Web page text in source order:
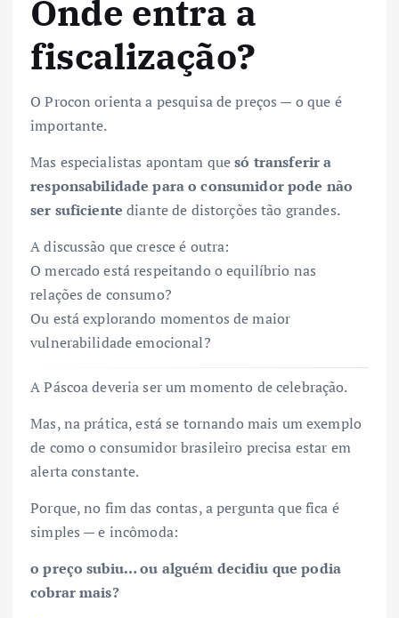
Onde entra a
fiscalização?
O Procon orienta a pesquisa de preços — o que é
importante.
Mas especialistas apontam quesó transferir a
responsabilidade para o consumidor pode não
ser suficiente diante de distorções tão grandes.
A discussão que cresce é outra:
O mercado está respeitando o equilíbrio nas
relações de consumo?
Ou está explorando momentos de maior
vulnerabilidade emocional?
A Páscoa deveria ser um momento de celebração.
Mas, na prática, está se tornando mais um exemplo
de como o consumidor brasileiro precisa estar em
alerta constante.
Porque, no fim das contas, a pergunta que fica é
simples — e incômoda:
o preço subiu… ou alguém decidiu que podia
cobrar mais?